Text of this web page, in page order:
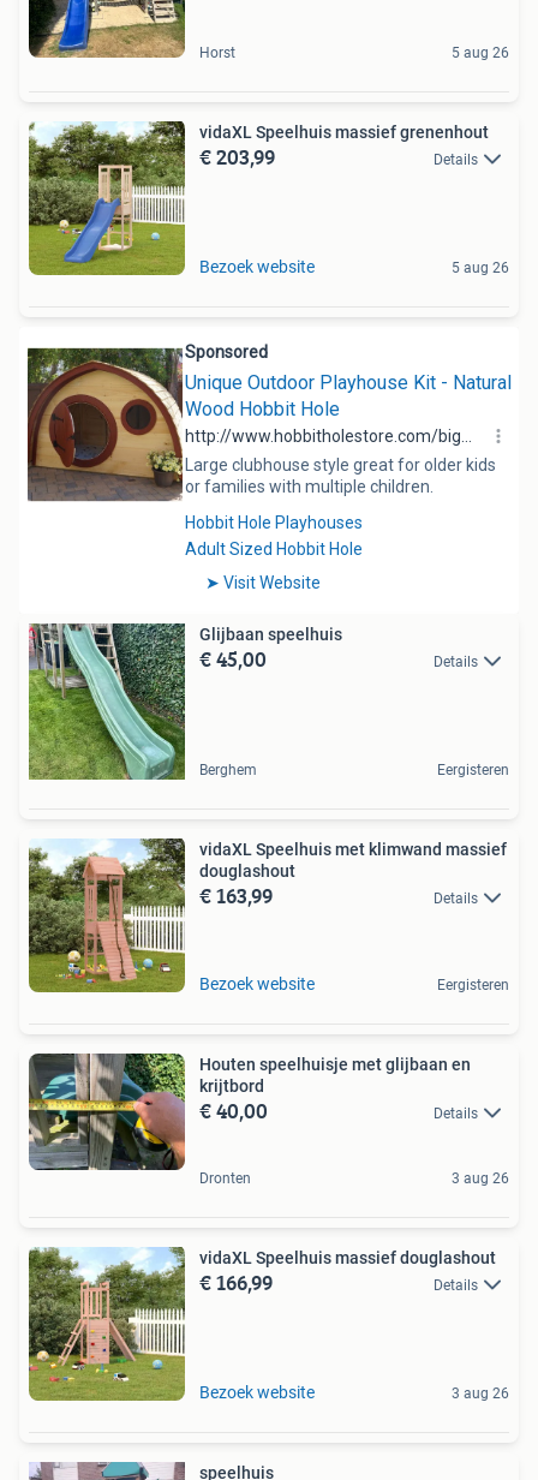
Horst 5 aug 26
vidaXL Speelhuis massief grenenhout
€ 203,99 Details
Bezoek website 5 aug 26
Glijbaan speelhuis
€ 45,00 Details
Berghem Eergisteren
vidaXL Speelhuis met klimwand massief
douglashout
€ 163,99 Details
Bezoek website Eergisteren
Houten speelhuisje met glijbaan en
krijtbord
€ 40,00 Details
Dronten 3 aug 26
vidaXL Speelhuis massief douglashout
€ 166,99 Details
Bezoek website 3 aug 26
speelhuis